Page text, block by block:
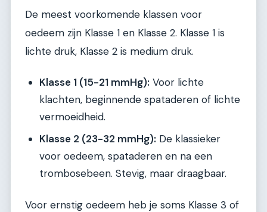
De meest voorkomende klassen voor
oedeem zijn Klasse 1 en Klasse 2. Klasse 1 is
lichte druk, Klasse 2 is medium druk.
Klasse 1 (15-21 mmHg): Voor lichte
klachten, beginnende spataderen of lichte
vermoeidheid.
Klasse 2 (23-32 mmHg): De klassieker
voor oedeem, spataderen en na een
trombosebeen. Stevig, maar draagbaar.
Voor ernstig oedeem heb je soms Klasse 3 of